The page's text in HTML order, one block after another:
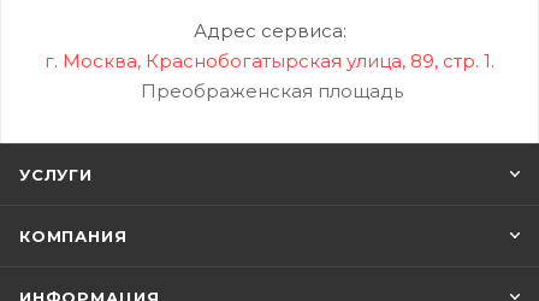
Адрес сервиса:
г. Москва, Краснобогатырская улица, 89, стр. 1.
Преображенская площадь
УСЛУГИ
КОМПАНИЯ